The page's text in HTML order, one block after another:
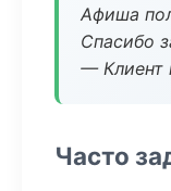
Афиша
Спасибо
— Клиент
Часто